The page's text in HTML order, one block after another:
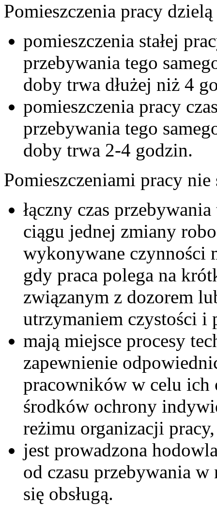
Pomieszczenia pracy
pomieszczenia stałej
przebywania tego
doby trwa dłużej niż 4
pomieszczenia pracy
przebywania tego
doby trwa 2-4 godzin.
Pomieszczeniami pracy
łączny czas
ciągu jednej zmiany
wykonywane czynności
gdy praca polega na
związanym z dozorem
utrzymaniem czystości i
mają miejsce procesy
zapewnienie
pracowników w celu ich
środków ochrony
reżimu organizacji pracy,
jest prowadzona
od czasu przebywania
się obsługą.